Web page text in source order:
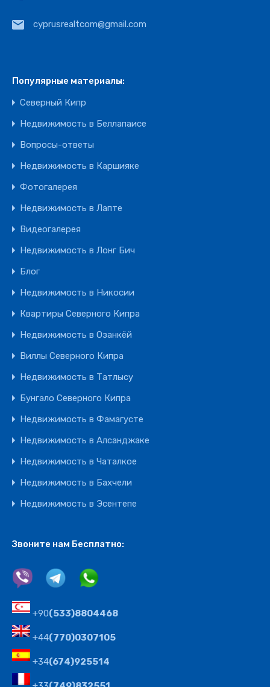
cyprusrealtcom@gmail.com
Популярные материалы:
Северный Кипр
Недвижимость в Беллапаисе
Вопросы-ответы
Недвижимость в Каршияке
Фотогалерея
Недвижимость в Лапте
Видеогалерея
Недвижимость в Лонг Бич
Блог
Недвижимость в Никосии
Квартиры Северного Кипра
Недвижимость в Озанкёй
Виллы Северного Кипра
Недвижимость в Татлысу
Бунгало Северного Кипра
Недвижимость в Фамагусте
Недвижимость в Алсанджаке
Недвижимость в Чаталкое
Недвижимость в Бахчели
Недвижимость в Эсентепе
Звоните нам Бесплатно:
+90(533)8804468
+44(770)0307105
+34(674)925514